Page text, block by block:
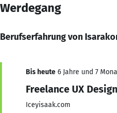
Werdegang
Berufserfahrung von
Bis heute 6 Jahre und 7
Freelance UX
Iceyisaak.com